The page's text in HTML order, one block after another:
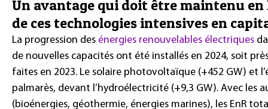
Un avantage qui doit être maintenu
de ces technologies intensives en
La progression des énergies renouvelables électriques
de nouvelles capacités ont été installés en 2024, soit
faites en 2023. Le solaire photovoltaïque (+452 GW) et
palmarès, devant l’hydroélectricité (+9,3 GW). Avec les
(bioénergies, géothermie, énergies marines), les EnR